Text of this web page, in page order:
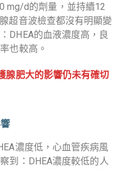
mg/d的劑量，並持續12
超音波檢查都沒有明顯變
DHEA的血液濃度高，良
也較高。
腺肥大的影響仍未有確切
濃度低，心血管疾病風
到：DHEA濃度較低的人